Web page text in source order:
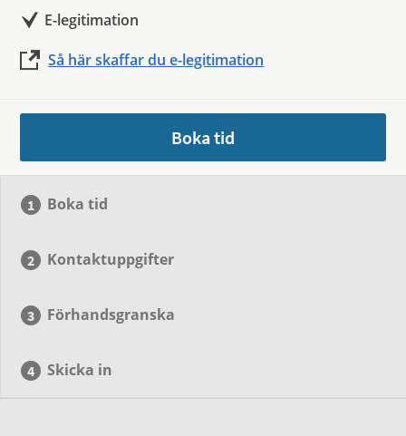
E-legitimation
Så här skaffar du e-legitimation
Boka tid
Boka tid
Kontaktuppgifter
Förhandsgranska
Skicka in